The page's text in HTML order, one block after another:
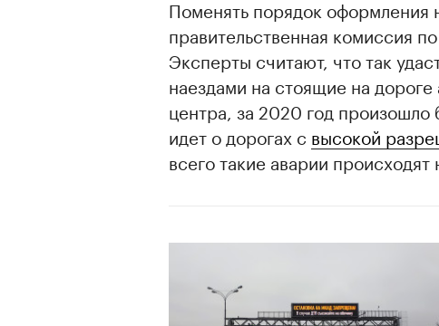
Поменять порядок оформления
правительственная комиссия
Эксперты считают, что так
наездами на стоящие на
центра, за 2020 год
идет о дорогах с высокой
всего такие аварии